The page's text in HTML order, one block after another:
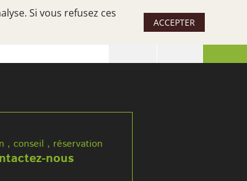
Si vous refusez ces
ACCEPTER
, conseil , réservation
nous